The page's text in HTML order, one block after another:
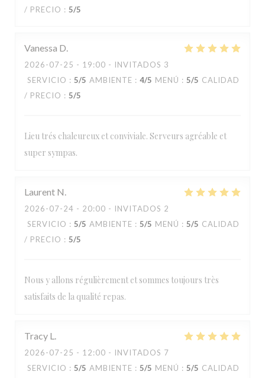
/ PRECIO : 5/5
Vanessa D
2026-07-25 - 19:00 - INVITADOS 3
SERVICIO : 5/5 AMBIENTE : 4/5 MENÚ : 5/5 CALIDAD
/ PRECIO : 5/5
Lieu trés chaleureux et conviviale. Serveurs agréable et
super sympas.
Laurent N
2026-07-24 - 20:00 - INVITADOS 2
SERVICIO : 5/5 AMBIENTE : 5/5 MENÚ : 5/5 CALIDAD
/ PRECIO : 5/5
Nous y allons régulièrement et sommes toujours très
satisfaits de la qualité repas.
Tracy L
2026-07-25 - 12:00 - INVITADOS 7
SERVICIO : 5/5 AMBIENTE : 5/5 MENÚ : 5/5 CALIDAD